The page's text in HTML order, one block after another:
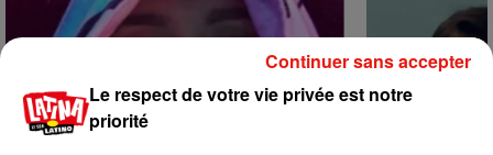
Le respect de votre vie privée est notre
priorité
Continuer sans accepter